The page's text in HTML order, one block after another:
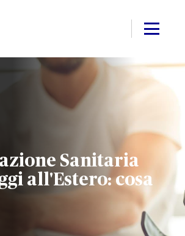
Sanitaria
all'Estero: cosa